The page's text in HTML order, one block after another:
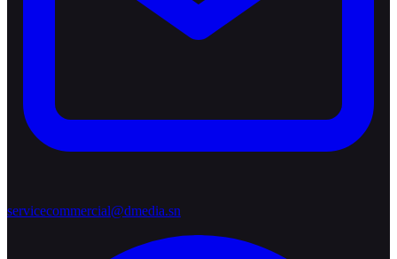
servicecommercial@dmedia.sn